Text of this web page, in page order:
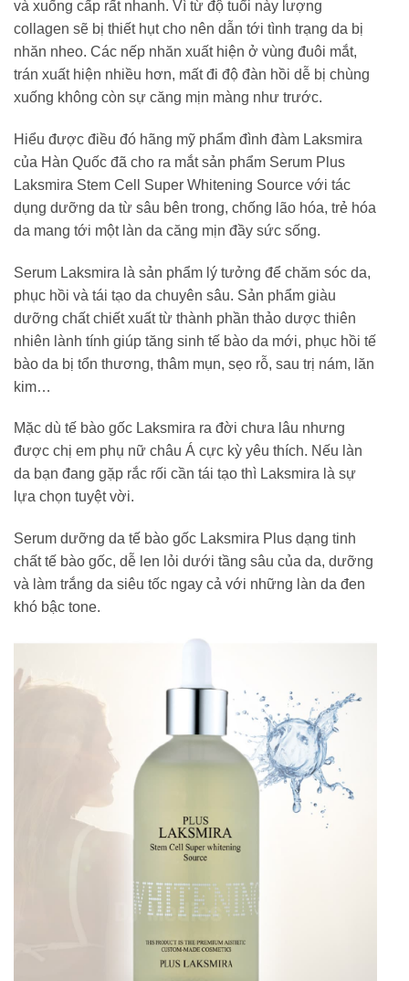
và xuống cấp rất nhanh. Vì từ độ tuổi này lượng
collagen sẽ bị thiết hụt cho nên dẫn tới tình trạng da bị
nhăn nheo. Các nếp nhăn xuất hiện ở vùng đuôi mắt,
trán xuất hiện nhiều hơn, mất đi độ đàn hồi dễ bị chùng
xuống không còn sự căng mịn màng như trước.
Hiểu được điều đó hãng mỹ phẩm đình đàm Laksmira
của Hàn Quốc đã cho ra mắt sản phẩm Serum Plus
Laksmira Stem Cell Super Whitening Source với tác
dụng dưỡng da từ sâu bên trong, chống lão hóa, trẻ hóa
da mang tới một làn da căng mịn đầy sức sống.
Serum Laksmira là sản phẩm lý tưởng để chăm sóc da,
phục hồi và tái tạo da chuyên sâu. Sản phẩm giàu
dưỡng chất chiết xuất từ thành phần thảo dược thiên
nhiên lành tính giúp tăng sinh tế bào da mới, phục hồi tế
bào da bị tổn thương, thâm mụn, sẹo rỗ, sau trị nám, lăn
kim…
Mặc dù tế bào gốc Laksmira ra đời chưa lâu nhưng
được chị em phụ nữ châu Á cực kỳ yêu thích. Nếu làn
da bạn đang gặp rắc rối cần tái tạo thì Laksmira là sự
lựa chọn tuyệt vời.
Serum dưỡng da tế bào gốc Laksmira Plus dạng tinh
chất tế bào gốc, dễ len lỏi dưới tầng sâu của da, dưỡng
và làm trắng da siêu tốc ngay cả với những làn da đen
khó bậc tone.